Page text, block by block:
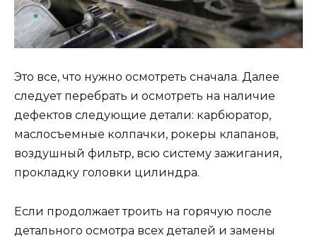
Это все, что нужно осмотреть сначала. Далее
следует перебрать и осмотреть на наличие
дефектов следующие детали: карбюратор,
маслосъемные колпачки, рокеры клапанов,
воздушный фильтр, всю систему зажигания,
прокладку головки цилиндра.
Если продолжает троить на горячую после
детального осмотра всех деталей и замены